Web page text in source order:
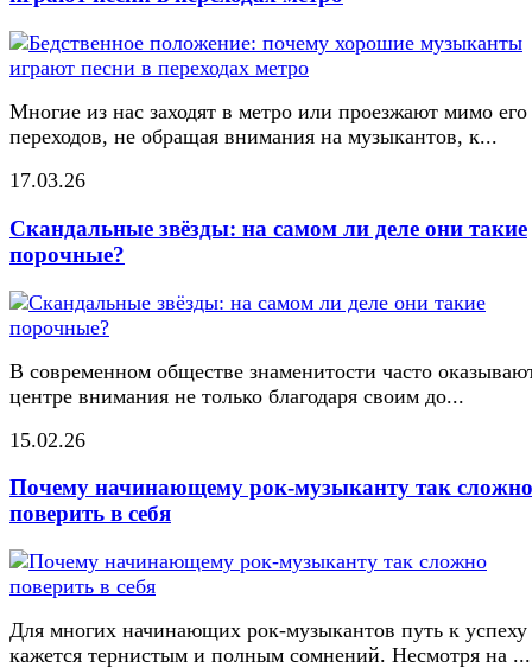
Многие из нас заходят в метро или проезжают мимо его
переходов, не обращая внимания на музыкантов, к...
17.03.26
Скандальные звёзды: на самом ли деле они такие
порочные?
В современном обществе знаменитости часто
центре внимания не только благодаря своим до...
15.02.26
Почему начинающему рок-музыканту так сложно
поверить в себя
Для многих начинающих рок-музыкантов путь к успеху
кажется тернистым и полным сомнений. Несмотря на ...